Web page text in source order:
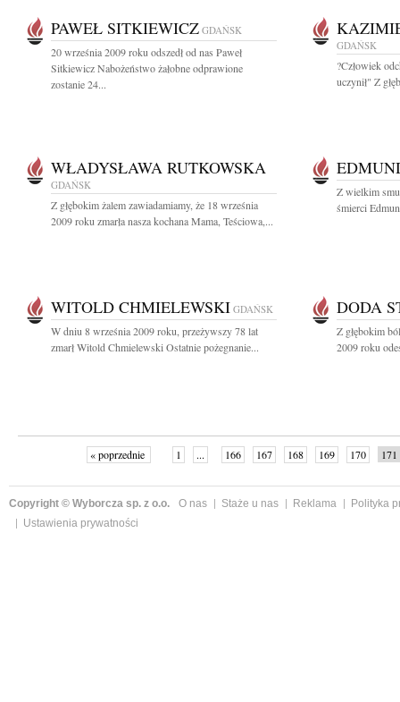
PAWEŁ SITKIEWICZ GDAŃSK
20 września 2009 roku odszedł od nas Paweł
Sitkiewicz Nabożeństwo żałobne odprawione
zostanie 24...
GDAŃSK
?Człowiek
uczynił" Z
WŁADYSŁAWA RUTKOWSKA
GDAŃSK
Z głębokim żalem zawiadamiamy, że 18 września
2009 roku zmarła nasza kochana Mama, Teściowa,...
Z wielkim
śmierci
WITOLD CHMIELEWSKI GDAŃSK
W dniu 8 września 2009 roku, przeżywszy 78 lat
zmarł Witold Chmielewski Ostatnie pożegnanie...
DODA
Z głębokim
2009 roku
« poprzednie 1 ... 166 167 168 169 170 171
Copyright © Wyborcza sp. z o.o. O nas Staże u nas Reklama
Polityka
Ustawienia prywatności